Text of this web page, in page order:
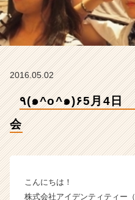
テ
ィ
ィ
イ
ム
チ
2016.05.02
٩(๑^o^๑)۶5月4日 カジュアル会社説明
会
こんにちは！
株式会社アイデンティティー（